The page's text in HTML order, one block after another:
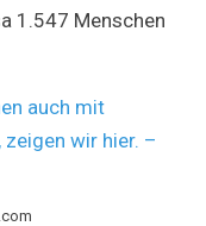
1.547 Menschen
auch mit
wir hier. –